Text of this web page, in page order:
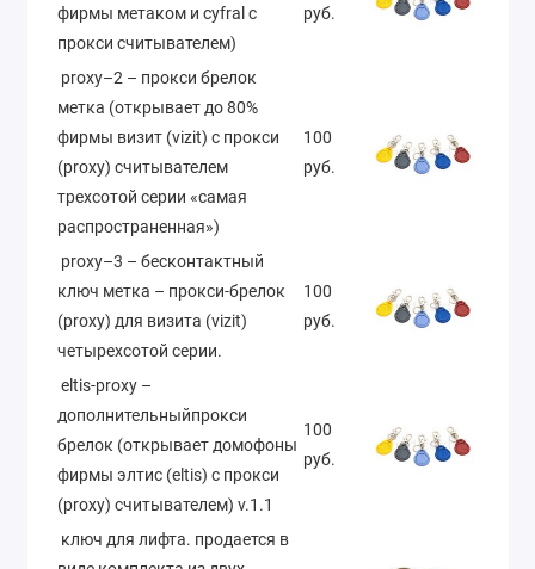
фирмы метаком и cyfral с
прокси считывателем)
руб.
proxy–2 – прокси брелок
метка (открывает до 80%
фирмы визит (vizit) с прокси
(proxy) считывателем
трехсотой серии «самая
распространенная»)
100
руб.
proxy–3 – бесконтактный
ключ метка – прокси-брелок
(proxy) для визита (vizit)
четырехсотой серии.
100
руб.
eltis-proxy –
дополнительныйпрокси
брелок (открывает домофоны
фирмы элтис (eltis) с прокси
(proxy) считывателем) v.1.1
100
руб.
ключ для лифта. продается в